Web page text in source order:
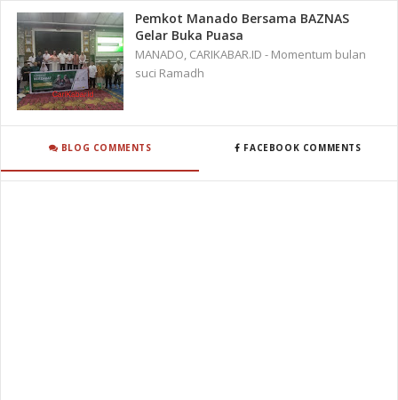
Pemkot Manado Bersama BAZNAS
Gelar Buka Puasa
MANADO, CARIKABAR.ID - Momentum bulan
suci Ramadh
BLOG COMMENTS FACEBOOK COMMENTS